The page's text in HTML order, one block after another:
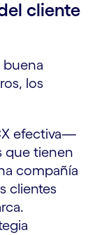
cliente
buena
los
efectiva—
que tienen
compañía
clientes